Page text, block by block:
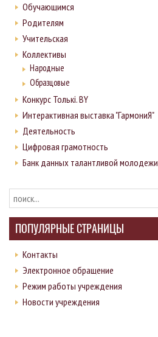
Обучающимся
Родителям
Учительская
Коллективы
Народные
Образцовые
Конкурс Толькi. BY
Интерактивная выставка "ГармониЯ"
Деятельность
Цифровая грамотность
Банк данных талантливой молодежи
ПОПУЛЯРНЫЕ СТРАНИЦЫ
Контакты
Электронное обращение
Режим работы учреждения
Новости учреждения